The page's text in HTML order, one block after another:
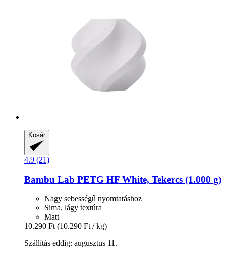
Kosár
4.9 (21)
Bambu Lab PETG HF White, Tekercs (1.000 g)
Nagy sebességű nyomtatáshoz
Sima, lágy textúra
Matt
10.290 Ft (10.290 Ft / kg)
Szállítás eddig: augusztus 11.